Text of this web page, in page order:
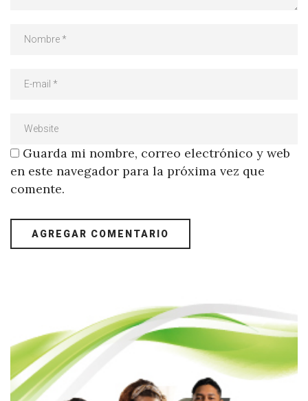
Guarda mi nombre, correo electrónico y web
en este navegador para la próxima vez que
comente.